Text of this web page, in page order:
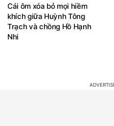
Cái ôm xóa bỏ mọi hiềm
khích giữa Huỳnh Tông
Trạch và chồng Hồ Hạnh
Nhi